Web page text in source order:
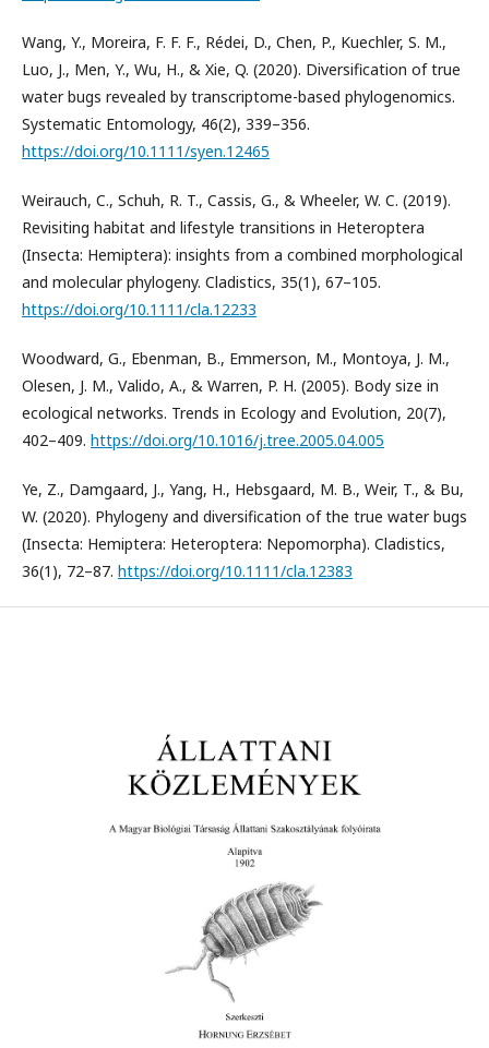
Wang, Y., Moreira, F. F. F., Rédei, D., Chen, P., Kuechler, S. M.,
Luo, J., Men, Y., Wu, H., & Xie, Q. (2020). Diversification of true
water bugs revealed by transcriptome-based phylogenomics.
Systematic Entomology, 46(2), 339–356.
https://doi.org/10.1111/syen.12465
Weirauch, C., Schuh, R. T., Cassis, G., & Wheeler, W. C. (2019).
Revisiting habitat and lifestyle transitions in Heteroptera
(Insecta: Hemiptera): insights from a combined morphological
and molecular phylogeny. Cladistics, 35(1), 67–105.
https://doi.org/10.1111/cla.12233
Woodward, G., Ebenman, B., Emmerson, M., Montoya, J. M.,
Olesen, J. M., Valido, A., & Warren, P. H. (2005). Body size in
ecological networks. Trends in Ecology and Evolution, 20(7),
402–409. https://doi.org/10.1016/j.tree.2005.04.005
Ye, Z., Damgaard, J., Yang, H., Hebsgaard, M. B., Weir, T., & Bu,
W. (2020). Phylogeny and diversification of the true water bugs
(Insecta: Hemiptera: Heteroptera: Nepomorpha). Cladistics,
36(1), 72–87. https://doi.org/10.1111/cla.12383